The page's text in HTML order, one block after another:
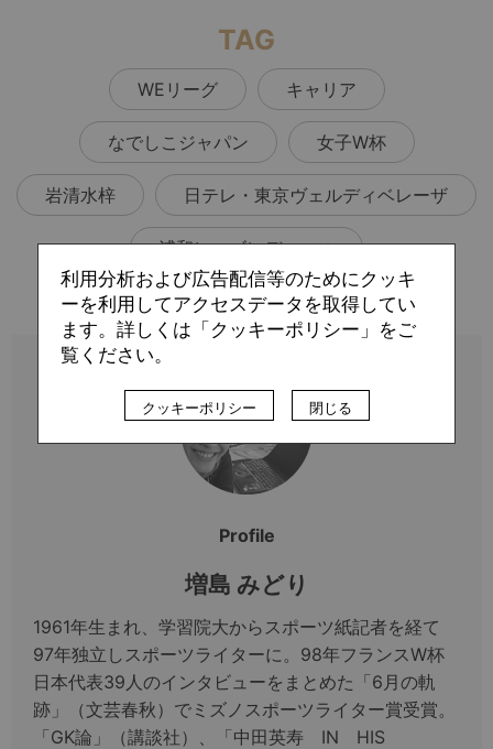
TAG
WEリーグ キャリア
なでしこジャパン 女子W杯
岩清水梓 日テレ・東京ヴェルディベレーザ
浦和レッズレディース
Profile
増島 みどり
1961年生まれ、学習院大からスポーツ紙記者を経て
97年独立しスポーツライターに。98年フランスW杯
日本代表39人のインタビューをまとめた「6月の軌
跡」（文芸春秋）でミズノスポーツライター賞受賞。
「GK論」（講談社）、「中田英寿 IN HIS
利用分析および広告配信等のためにクッキ
ーを利用してアクセスデータを取得してい
ます。詳しくは「クッキーポリシー」をご
覧ください。
クッキーポリシー 閉じる